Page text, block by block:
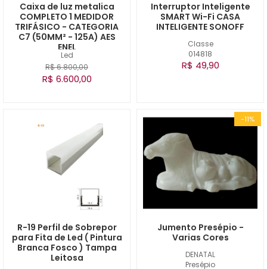
Led
Caixa de luz metalica
COMPLETO 1 MEDIDOR
TRIFÁSICO - CATEGORIA
C7 (50MM² - 125A) AES
ENEL
R$ 6.800,00
R$ 6.600,00
Classe
014818
Interruptor Inteligente
SMART Wi-Fi CASA
INTELIGENTE SONOFF
R$ 49,90
R-19 Perfil de Sobrepor
para Fita de Led ( Pintura
Branca Fosco ) Tampa
Leitosa
-11%
DENATAL
Presépio
Jumento Presépio -
Varias Cores